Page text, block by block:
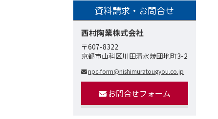
資料請求・お問合せ
西村陶業株式会社
〒607-8322
京都市山科区川田清水焼団地町3-2
npc-form@nishimuratougyou.co.jp
お問合せフォーム